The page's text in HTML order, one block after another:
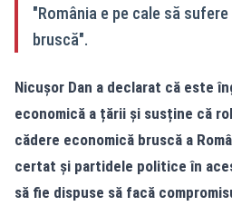
"România e pe cale să
bruscă".
Nicușor Dan a declarat că este
economică a țării și susține că
cădere economică bruscă a
certat și partidele politice în
să fie dispuse să facă